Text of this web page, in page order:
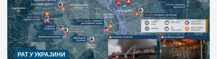
РАТ У УКРАЈИНИ